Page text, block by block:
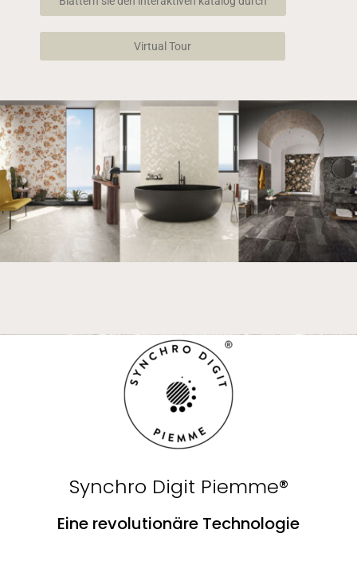
Virtual Tour
Synchro Digit Piemme®
Eine revolutionäre Technologie